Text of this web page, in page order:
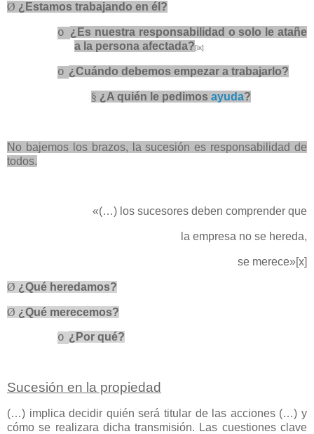
Ø ¿Estamos trabajando en él?
o ¿Es nuestra responsabilidad o solo le atañe
a la persona afectada?[ix]
o ¿Cuándo debemos empezar a trabajarlo?
§ ¿A quién le pedimos ayuda?
No bajemos los brazos, la sucesión es responsabilidad de
todos.
«(…) los sucesores deben comprender que
la empresa no se hereda,
se merece»[x]
Ø ¿Qué heredamos?
Ø ¿Qué merecemos?
o ¿Por qué?
Sucesión en la propiedad
(…) implica decidir quién será titular de las acciones (…) y
cómo se realizara dicha transmisión. Las cuestiones clave